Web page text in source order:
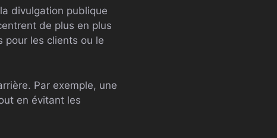
divulgation publique
de plus en plus
pour les clients ou le
Par exemple, une
en évitant les